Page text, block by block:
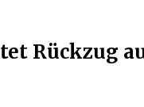
Rückzug